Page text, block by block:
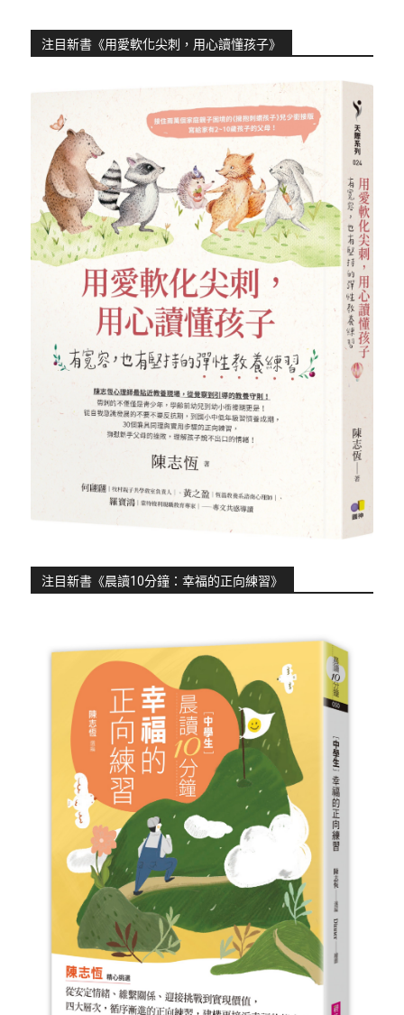
注目新書《用愛軟化尖刺，用心讀懂孩子》
注目新書《晨讀10分鐘：幸福的正向練習》